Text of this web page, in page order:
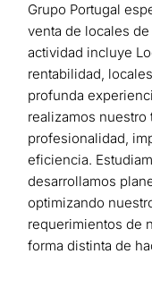
Grupo Portugal
venta de locales
actividad incluye
rentabilidad,
profunda
realizamos nuestro
profesionalidad,
eficiencia.
desarrollamos
optimizando
requerimientos de
forma distinta de